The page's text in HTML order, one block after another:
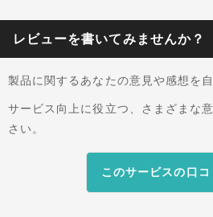
法改正にも対応。オペレータ
画面を見ながら案内する「画
入できます。 【スタッフナビゲーターが選ばれる
理由】 1.累計3,000社超の実
続けられる「標準機能の網羅性」 業界屈指
（※）にわたり、数千社の要
レビューを書いてみませんか？
製品に関するあなたの意見や感想を
サービス向上に役立つ、さまざまな
さい。
このサービスの口コ